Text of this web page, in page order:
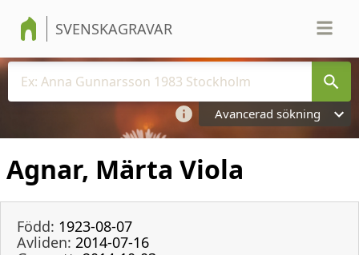
SVENSKAGRAVAR
Avancerad sökning
Agnar, Märta Viola
Född: 1923-08-07
Avliden: 2014-07-16